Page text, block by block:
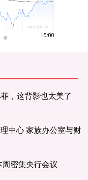
，这背影也太美了
中心 家族办公室与财
密集央行会议